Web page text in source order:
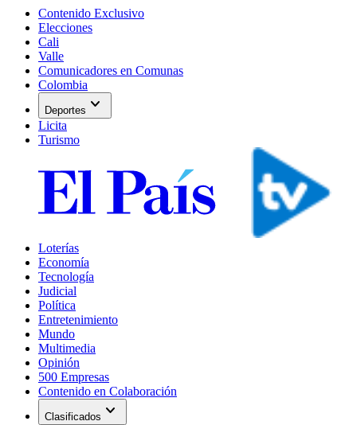
Contenido Exclusivo
Elecciones
Cali
Valle
Comunicadores en Comunas
Colombia
Deportes expand_more
Licita
Turismo
Loterías
Economía
Tecnología
Judicial
Política
Entretenimiento
Mundo
Multimedia
Opinión
500 Empresas
Contenido en Colaboración
Clasificados expand_more